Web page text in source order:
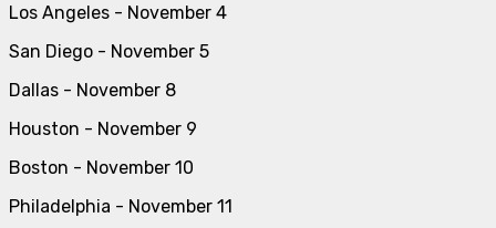
Los Angeles - November 4
San Diego - November 5
Dallas - November 8
Houston - November 9
Boston - November 10
Philadelphia - November 11